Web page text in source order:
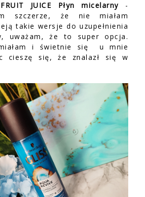
JUICE Płyn micelarny -
szczerze, że nie miałam
takie wersje do uzupełnienia
uważam, że to super opcja.
i świetnie się u mnie
cieszę się, że znalazł się w